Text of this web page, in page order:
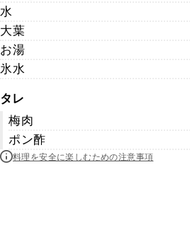
水
大葉
お湯
氷水
タレ
梅肉
ポン酢
料理を安全に楽しむための注意事項